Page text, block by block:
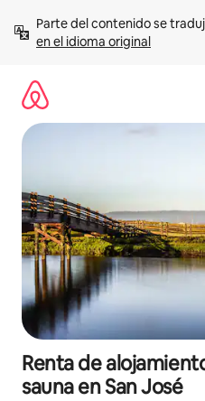
contenido
Parte del contenido se
en el idioma original
Renta de
sauna en San José